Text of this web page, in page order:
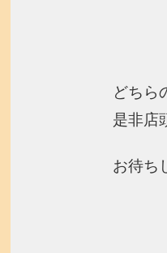
どちら
是非店
お待ち